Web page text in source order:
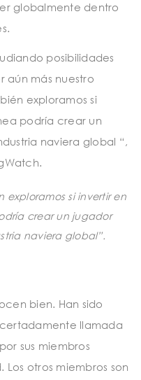
globalmente dentro
posibilidades
aún más nuestro
exploramos si
podría crear un
naviera global “,
exploramos si invertir en
crear un jugador
naviera global”.
bien. Han sido
llamada
sus miembros
otros miembros son